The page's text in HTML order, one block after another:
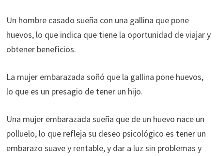
Un hombre casado sueña con una gallina que pone
huevos, lo que indica que tiene la oportunidad de viajar y
obtener beneficios.
La mujer embarazada soñó que la gallina pone huevos,
lo que es un presagio de tener un hijo.
Una mujer embarazada sueña que de un huevo nace un
polluelo, lo que refleja su deseo psicológico es tener un
embarazo suave y rentable, y dar a luz sin problemas y